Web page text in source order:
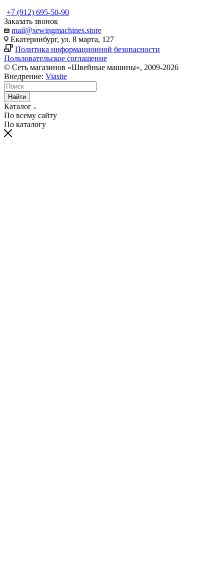
+7 (912) 695-50-90
Заказать звонок
mail@sewingmachines.store
Екатеринбург, ул. 8 марта, 127
Политика информационной безопасности
Пользовательское соглашение
© Сеть магазинов «Швейные машины», 2009-2026
Внедрение: Viasite
Найти
Каталог
По всему сайту
По каталогу